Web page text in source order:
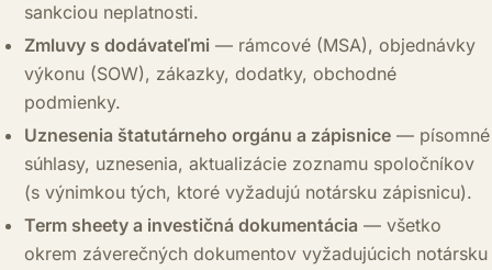
sankciou neplatnosti.
Zmluvy s dodávateľmi — rámcové (MSA), objednávky
výkonu (SOW), zákazky, dodatky, obchodné
podmienky.
Uznesenia štatutárneho orgánu a zápisnice — písomné
súhlasy, uznesenia, aktualizácie zoznamu spoločníkov
(s výnimkou tých, ktoré vyžadujú notársku zápisnicu).
Term sheety a investičná dokumentácia — všetko
okrem záverečných dokumentov vyžadujúcich notársku